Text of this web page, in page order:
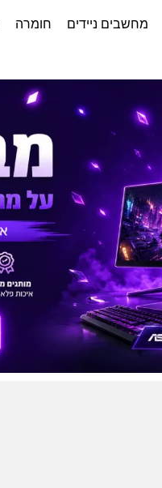
מחשבים ניידים חומרה